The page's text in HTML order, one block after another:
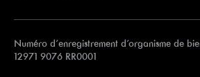
Numéro d’enregistrement d’organisme de
12971 9076 RR0001